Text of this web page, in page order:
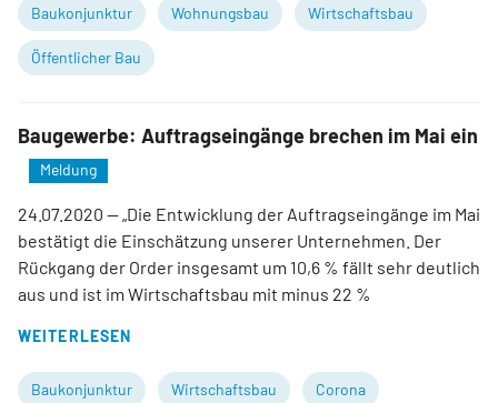
Baukonjunktur Wohnungsbau Wirtschaftsbau
Öffentlicher Bau
Baugewerbe: Auftragseingänge brechen im Mai ein
Meldung
24.07.2020 — „Die Entwicklung der Auftragseingänge im Mai
bestätigt die Einschätzung unserer Unternehmen. Der
Rückgang der Order insgesamt um 10,6 % fällt sehr deutlich
aus und ist im Wirtschaftsbau mit minus 22 %
WEITERLESEN
Baukonjunktur Wirtschaftsbau Corona